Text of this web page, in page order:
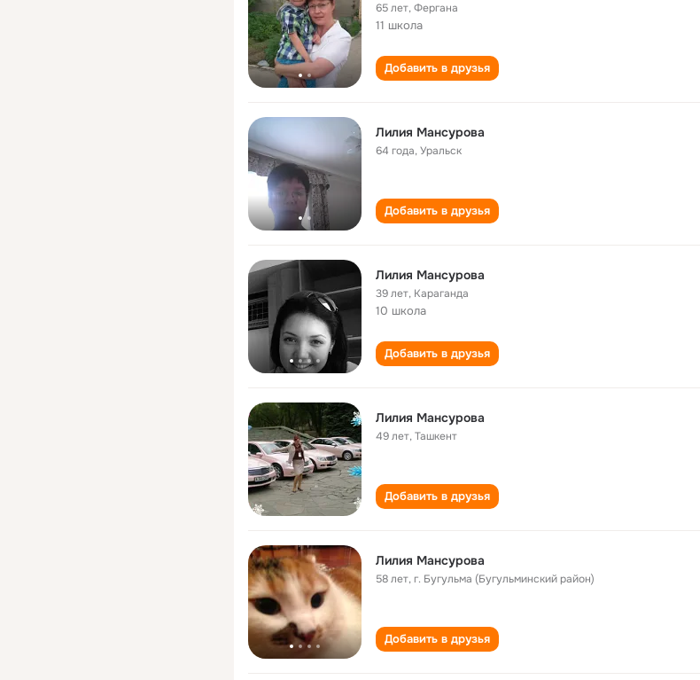
65 лет,Фергана
11 школа
Добавить в друзья
Лилия Мансурова
64 года,Уральск
Добавить в друзья
Лилия Мансурова
39 лет, Караганда
10 школа
Добавить в друзья
Лилия Мансурова
49 лет,Ташкент
Добавить в друзья
Лилия Мансурова
58 лет,г. Бугульма (Бугульминский район)
Добавить в друзья